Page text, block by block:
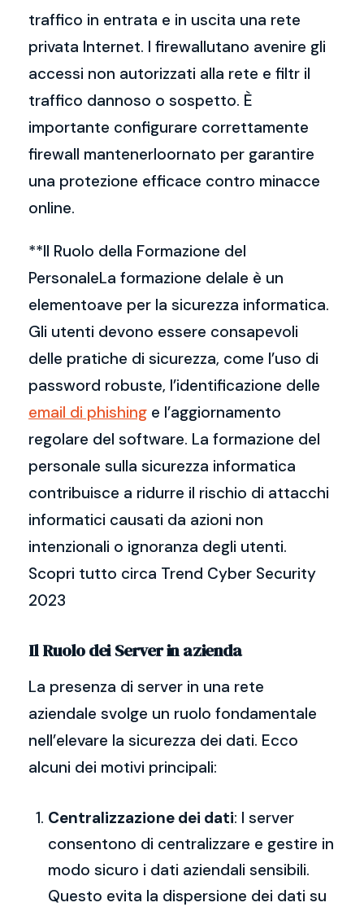
traffico in entrata e in uscita una rete
privata Internet. I firewallutano avenire gli
accessi non autorizzati alla rete e filtr il
traffico dannoso o sospetto. È
importante configurare correttamente
firewall mantenerloornato per garantire
una protezione efficace contro minacce
online.
**Il Ruolo della Formazione del
PersonaleLa formazione delale è un
elementoave per la sicurezza informatica.
Gli utenti devono essere consapevoli
delle pratiche di sicurezza, come l’uso di
password robuste, l’identificazione delle
email di phishing e l’aggiornamento
regolare del software. La formazione del
personale sulla sicurezza informatica
contribuisce a ridurre il rischio di attacchi
informatici causati da azioni non
intenzionali o ignoranza degli utenti.
Scopri tutto circa Trend Cyber Security
2023
Il Ruolo dei Server in azienda
La presenza di server in una rete
aziendale svolge un ruolo fondamentale
nell’elevare la sicurezza dei dati. Ecco
alcuni dei motivi principali:
Centralizzazione dei dati: I server
consentono di centralizzare e gestire in
modo sicuro i dati aziendali sensibili.
Questo evita la dispersione dei dati su